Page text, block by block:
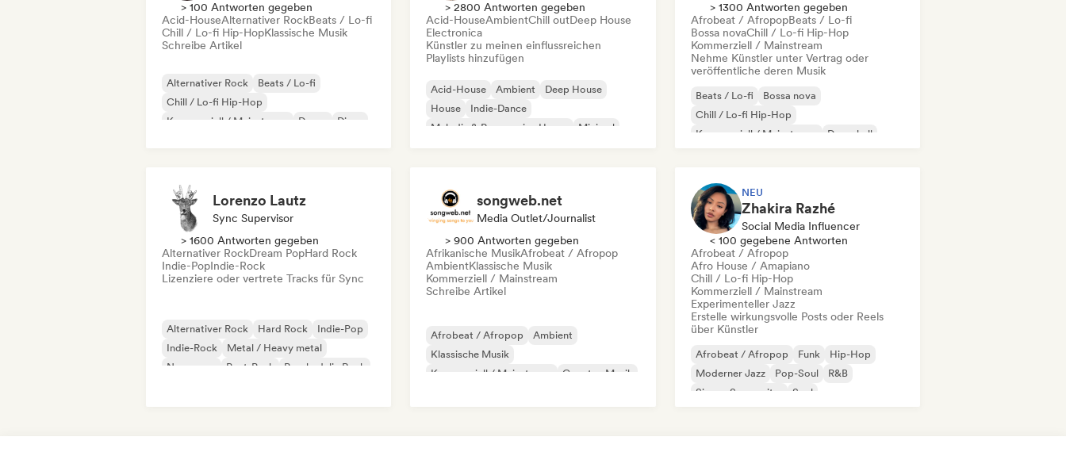
> 100 Antworten gegeben
Acid-HouseAlternativer RockBeats / Lo-fi
Chill / Lo-fi Hip-HopKlassische Musik
Schreibe Artikel
Alternativer Rock
Beats / Lo-fi
Chill / Lo-fi Hip-Hop
Kommerziell / Mainstream
Dance
Disco
> 2800 Antworten gegeben
Acid-HouseAmbientChill outDeep House
Electronica
Künstler zu meinen einflussreichen
Playlists hinzufügen
Acid-House Ambient
Deep House
House
Indie-Dance
Melodic & Progressive House
Minimal
> 1300 Antworten gegeben
Afrobeat / AfropopBeats / Lo-fi
Bossa novaChill / Lo-fi Hip-Hop
Kommerziell / Mainstream
Nehme Künstler unter Vertrag oder
veröffentliche deren Musik
Beats / Lo-fi
Bossa nova
Chill / Lo-fi Hip-Hop
Kommerziell / Mainstream
Dancehall
Lorenzo Lautz
Sync Supervisor
> 1600 Antworten gegeben
Alternativer RockDream PopHard Rock
Indie-PopIndie-Rock
Lizenziere oder vertrete Tracks für Sync
Alternativer Rock Hard Rock
Indie-Pop
Indie-Rock
Metal / Heavy metal
New wave
Post-Punk Psychedelic Rock
songweb.net
Media Outlet/Journalist
> 900 Antworten gegeben
Afrikanische MusikAfrobeat / Afropop
AmbientKlassische Musik
Kommerziell / Mainstream
Schreibe Artikel
Afrobeat / Afropop
Ambient
Klassische Musik
Kommerziell / Mainstream
Country-Musik
NEU
Zhakira Razhé
Social Media Influencer
< 100 gegebene Antworten
Afrobeat / Afropop
Afro House / Amapiano
Chill / Lo-fi Hip-Hop
Kommerziell / Mainstream
Experimenteller Jazz
Erstelle wirkungsvolle Posts oder Reels
über Künstler
Afrobeat / Afropop Funk
Hip-Hop
Moderner Jazz
Pop-Soul
R&B
Singer-Songwriter
Soul